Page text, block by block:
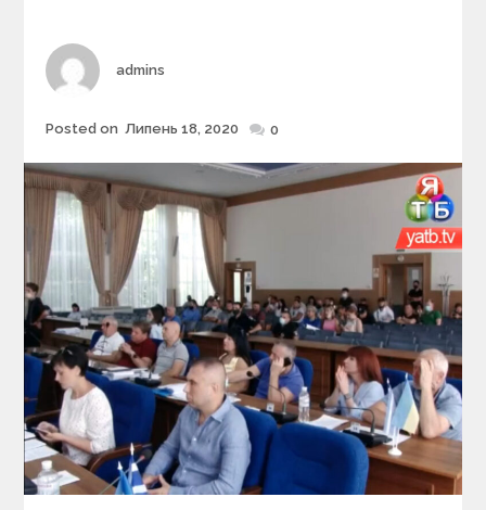
Author
admins
Posted
Posted on Липень 18, 2020 0